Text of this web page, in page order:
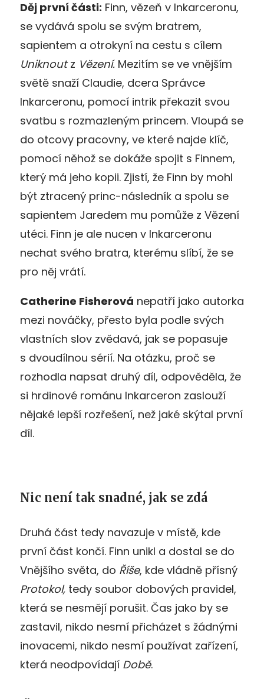
Děj první části: Finn, vězeň v Inkarceronu,
se vydává spolu se svým bratrem,
sapientem a otrokyní na cestu s cílem
Uniknoutz Vězení. Mezitím se ve vnějším
světě snaží Claudie, dcera Správce
Inkarceronu, pomocí intrik překazit svou
svatbu s rozmazleným princem. Vloupá se
do otcovy pracovny, ve které najde klíč,
pomocí něhož se dokáže spojit s Finnem,
který má jeho kopii. Zjistí, že Finn by mohl
být ztracený princ-následník a spolu se
sapientem Jaredem mu pomůže z Vězení
utéci. Finn je ale nucen v Inkarceronu
nechat svého bratra, kterému slíbí, že se
pro něj vrátí.
Catherine Fisherová nepatří jako autorka
mezi nováčky, přesto byla podle svých
vlastních slov zvědavá, jak se popasuje
s dvoudílnou sérií. Na otázku, proč se
rozhodla napsat druhý díl, odpověděla, že
si hrdinové románu Inkarceron zaslouží
nějaké lepší rozřešení, než jaké skýtal první
díl.
Nic není tak snadné, jak se zdá
Druhá část tedy navazuje v místě, kde
první část končí. Finn unikl a dostal se do
Vnějšího světa, do Říše, kde vládně přísný
Protokol, tedy soubor dobových pravidel,
která se nesmějí porušit. Čas jako by se
zastavil, nikdo nesmí přicházet s žádnými
inovacemi, nikdo nesmí používat zařízení,
která neodpovídají Době.